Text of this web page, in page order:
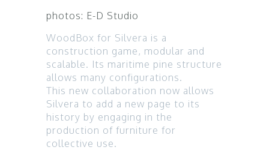
photos: E-D Studio
WoodBox for Silvera is a
construction game, modular and
scalable. Its maritime pine structure
allows many configurations.
This new collaboration now allows
Silvera to add a new page to its
history by engaging in the
production of furniture for
collective use.